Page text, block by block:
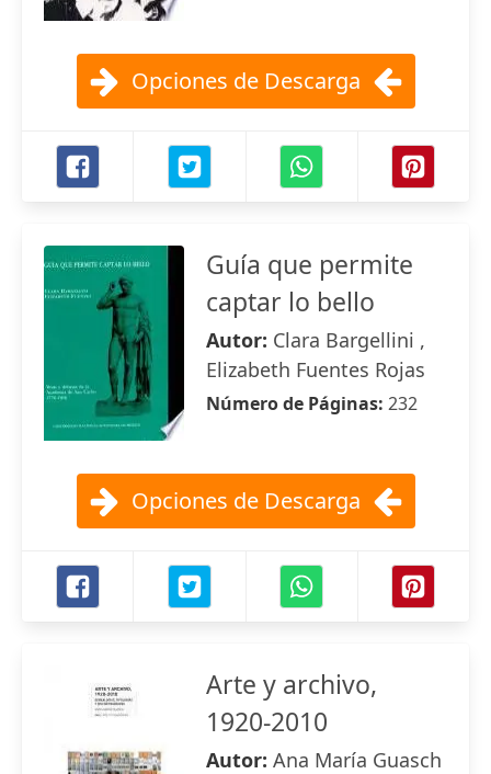
Opciones de Descarga
Guía que permite
captar lo bello
Autor: Clara Bargellini ,
Elizabeth Fuentes Rojas
Número de Páginas: 232
Opciones de Descarga
Arte y archivo,
1920-2010
Autor: Ana María Guasch